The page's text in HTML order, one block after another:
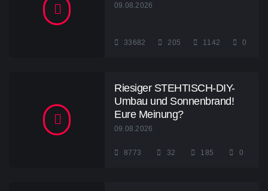
09.08.2026
33682 205 1142 0
Riesiger STEHTISCH-DIY-
Umbau und Sonnenbrand!
Eure Meinung?
09.08.2026
8773 32 185 0